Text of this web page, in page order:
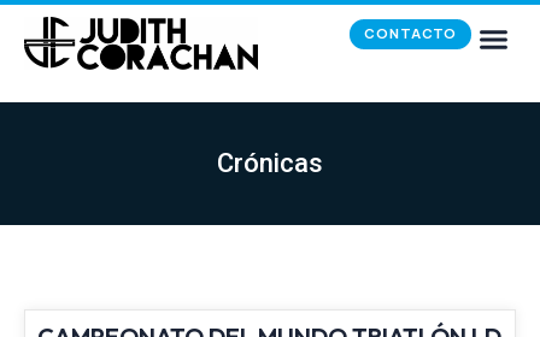
CONTACTO
Crónicas